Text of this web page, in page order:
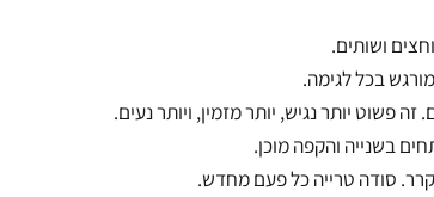
ושותים.
בכל לגימה.